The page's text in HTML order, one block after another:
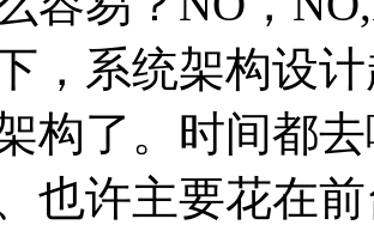
，系统架构设
构了。时间都
也许主要花在